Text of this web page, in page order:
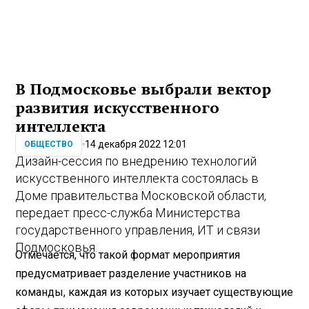
В Подмосковье выбрали вектор
развития искусственного
интеллекта
ОБЩЕСТВО 14 декабря 2022 12:01
Дизайн-сессия по внедрению технологий
искусственного интеллекта состоялась в
Доме правительства Московской области,
передает пресс-служба Министерства
государственного управления, ИТ и связи
Подмосковья.
Отмечается, что такой формат мероприятия
предусматривает разделение участников на
команды, каждая из которых изучает существующие